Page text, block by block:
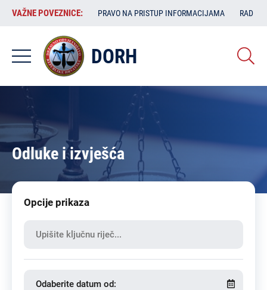
Skoči
sadržaj
VAŽNE
POVEZNICE:
VAŽNE POVEZNICE: PRAVO NA PRISTUP INFORMACIJAMA RAD
DORH
Odluke i izvješća
Opcije prikaza
Odaberite datum od: